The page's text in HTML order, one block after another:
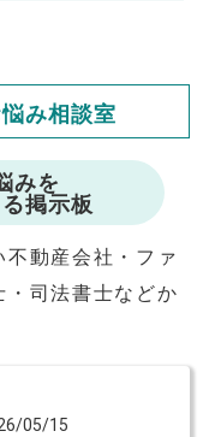
相談ください。
は
できます
み相談室
みを
掲示板
動産会社・ファ
・司法書士などか
05/15